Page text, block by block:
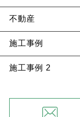
不動産
施工事例
施工事例 2